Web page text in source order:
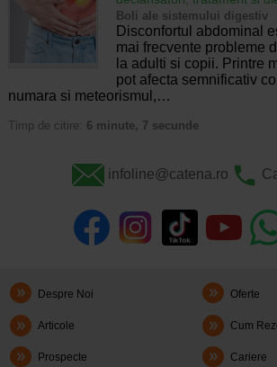
Boli ale sistemului digestiv
Disconfortul abdominal
mai frecvente probleme
la adulti si copii. Printre
pot afecta semnificativ
numara si meteorismul,…
Timp de citire: 6 minute, 7 secunde
infoline@catena.ro
Despre Noi Oferte
Articole Cum
Prospecte Cariere